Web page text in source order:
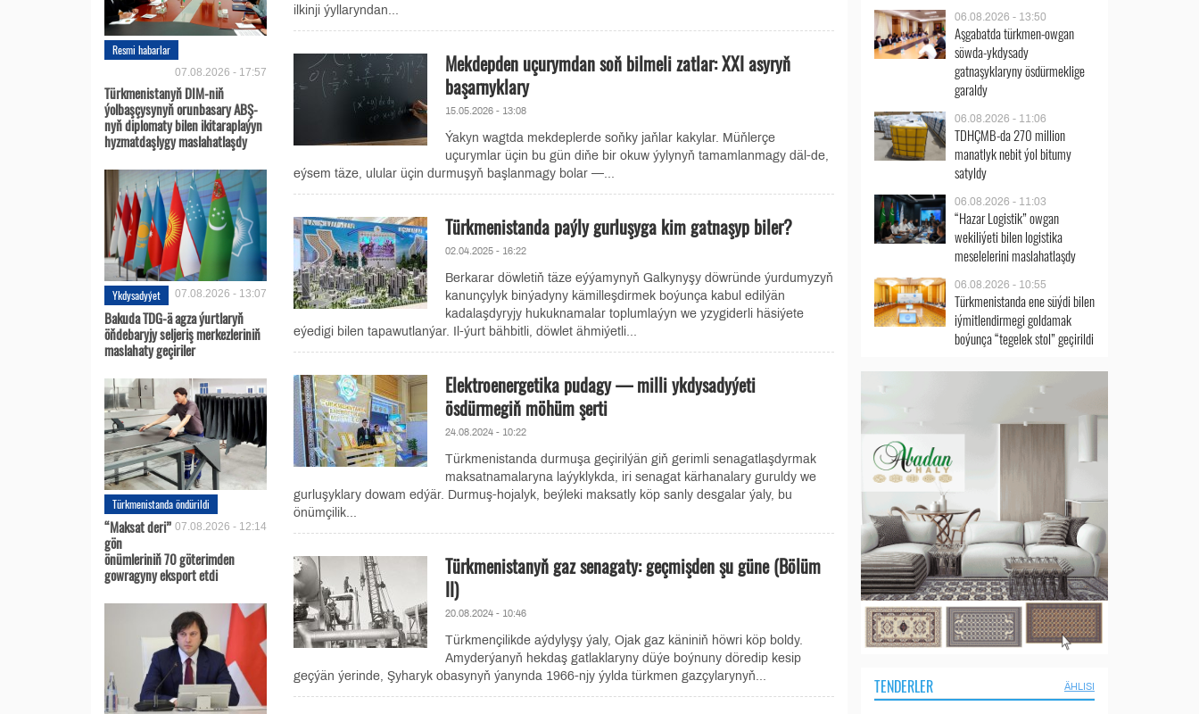
Resmi habarlar
07.08.2026 - 17:57
Türkmenistanyň DIM-niň
ýolbaşçysynyň orunbasary ABŞ-
nyň diplomaty bilen ikitaraplaýyn
hyzmatdaşlygy maslahatlaşdy
Ykdysadyýet 07.08.2026 - 13:07
Bakuda TDG-ä agza ýurtlaryň
öňdebaryjy seljeriş merkezleriniň
maslahaty geçiriler
Türkmenistanda öndürildi
07.08.2026 - 12:14
“Maksat deri”
gön
önümleriniň 70 göterimden
gowragyny eksport etdi
ilkinji ýyllaryndan...
Mekdepden uçurymdan soň bilmeli zatlar: XXI asyryň
başarnyklary
15.05.2026 - 13:08
Ýakyn wagtda mekdeplerde soňky jaňlar kakylar. Müňlerçe
uçurymlar üçin bu gün diňe bir okuw ýylynyň tamamlanmagy däl-de,
eýsem täze, ulular üçin durmuşyň başlanmagy bolar —...
Türkmenistanda paýly gurluşyga kim gatnaşyp biler?
02.04.2025 - 16:22
Berkarar döwletiň täze eýýamynyň Galkynyşy döwründe ýurdumyzyň
kanunçylyk binýadyny kämilleşdirmek boýunça kabul edilýän
kadalaşdyryjy hukuknamalar toplumlaýyn we yzygiderli häsiýete
eýedigi bilen tapawutlanýar. Il-ýurt bähbitli, döwlet ähmiýetli...
Elektroenergetika pudagy — milli ykdysadyýeti
ösdürmegiň möhüm şerti
24.08.2024 - 10:22
Türkmenistanda durmuşa geçirilýän giň gerimli senagatlaşdyrmak
maksatnamalaryna laýyklykda, iri senagat kärhanalary guruldy we
gurluşyklary dowam edýär. Durmuş-hojalyk, beýleki maksatly köp sanly desgalar ýaly, bu
önümçilik...
Türkmenistanyň gaz senagaty: geçmişden şu güne (Bölüm
II)
20.08.2024 - 10:46
Türkmençilikde aýdylyşy ýaly, Ojak gaz käniniň höwri köp boldy.
Amyderýanyň hekdaş gatlaklaryny düýe boýnuny döredip kesip
geçýän ýerinde, Şyharyk obasynyň ýanynda 1966-njy ýylda türkmen gazçylarynyň...
06.08.2026 - 13:50
Aşgabatda türkmen-owgan
söwda-ykdysady
gatnaşyklaryny ösdürmeklige
garaldy
06.08.2026 - 11:06
TDHÇMB-da 270 million
manatlyk nebit ýol bitumy
satyldy
06.08.2026 - 11:03
“Hazar Logistik” owgan
wekiliýeti bilen logistika
meselelerini maslahatlaşdy
06.08.2026 - 10:55
Türkmenistanda ene süýdi bilen
iýmitlendirmegi goldamak
boýunça “tegelek stol” geçirildi
TENDERLER ÄHLISI